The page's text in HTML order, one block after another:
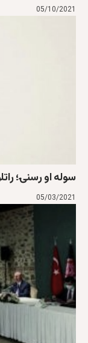
05/10/2021
سوله او رسنۍ؛
05/03/2021